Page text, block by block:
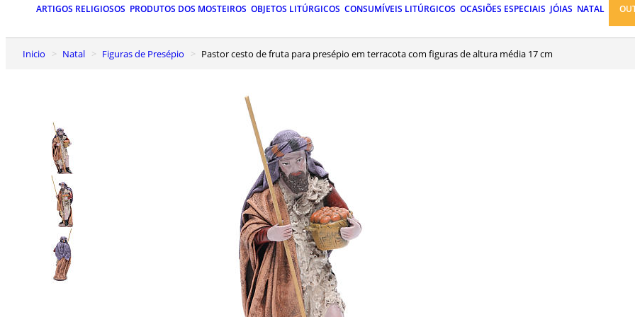
ARTIGOS RELIGIOSOS PRODUTOS DOS MOSTEIROS OBJETOS LITÚRGICOS CONSUMÍVEIS LITÚRGICOS OCASIÕES ESPECIAIS JÓIAS NATAL
Inicio Natal Figuras de Presépio Pastor cesto de fruta para presépio em terracota com figuras de altura média 17 cm